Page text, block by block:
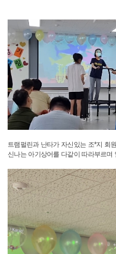
트램펄린과 난타가 자신있는 조*지 회
신나는 아기상어를 다같이 따라부르